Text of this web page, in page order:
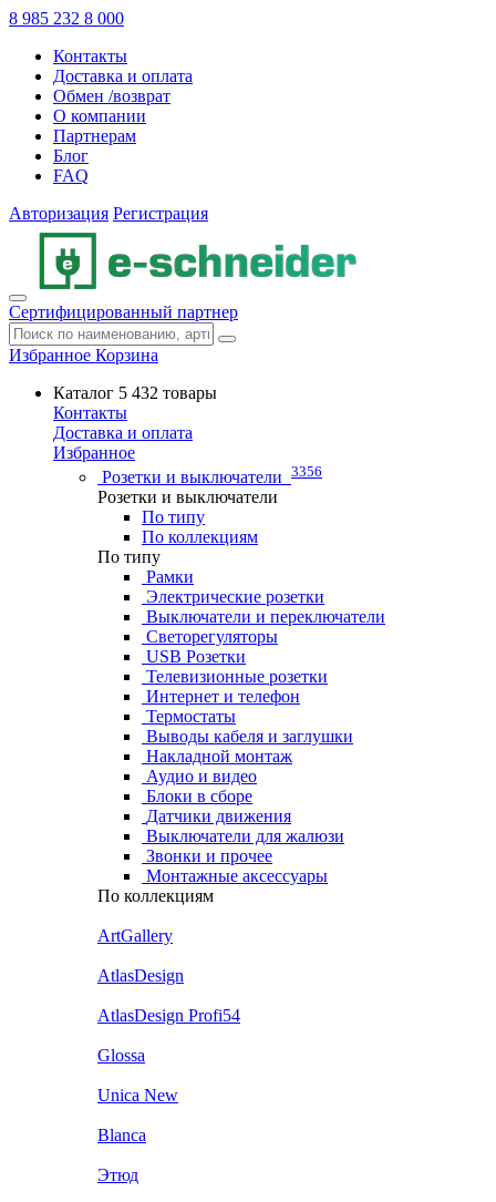
8 985 232 8 000
Контакты
Доставка и оплата
Обмен /возврат
О компании
Партнерам
Блог
FAQ
Авторизация Регистрация
Сертифицированный партнер
Избранное Корзина
Каталог 5 432 товары
Контакты
Доставка и оплата
Избранное
Розетки и выключатели 3356
Розетки и выключатели
По типу
По коллекциям
По типу
Рамки
Электрические розетки
Выключатели и переключатели
Светорегуляторы
USB Розетки
Телевизионные розетки
Интернет и телефон
Термостаты
Выводы кабеля и заглушки
Накладной монтаж
Аудио и видео
Блоки в сборе
Датчики движения
Выключатели для жалюзи
Звонки и прочее
Монтажные аксессуары
По коллекциям
ArtGallery
AtlasDesign
AtlasDesign Profi54
Glossa
Unica New
Blanca
Этюд